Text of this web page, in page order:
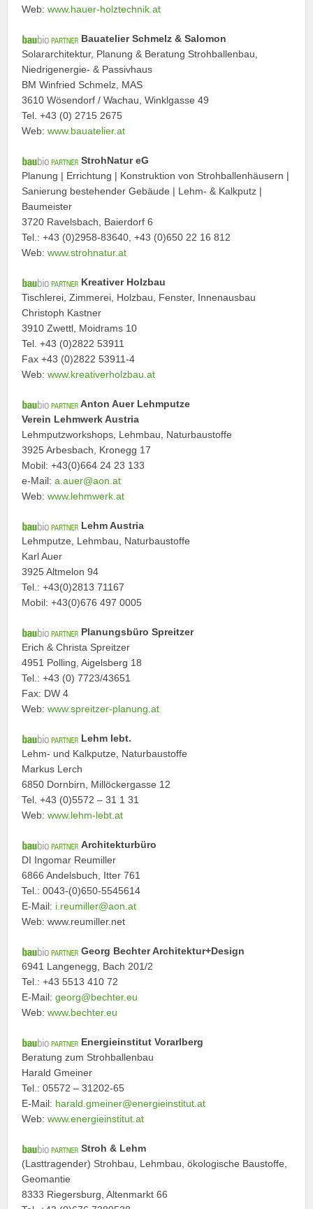
Web:www.hauer-holztechnik.at
Bauatelier Schmelz & Salomon
Solararchitektur, Planung & Beratung Strohballenbau,
Niedrigenergie- & Passivhaus
BM Winfried Schmelz, MAS
3610 Wösendorf / Wachau, Winklgasse 49
Tel. +43 (0) 2715 2675
Web:www.bauatelier.at
StrohNatur eG
Planung | Errichtung | Konstruktion von Strohballenhäusern |
Sanierung bestehender Gebäude | Lehm- & Kalkputz |
Baumeister
3720 Ravelsbach, Baierdorf 6
Tel.: +43 (0)2958-83640, +43 (0)650 22 16 812
Web:www.strohnatur.at
Kreativer Holzbau
Tischlerei, Zimmerei, Holzbau, Fenster, Innenausbau
Christoph Kastner
3910 Zwettl, Moidrams 10
Tel. +43 (0)2822 53911
Fax +43 (0)2822 53911-4
Web:www.kreativerholzbau.at
Anton Auer Lehmputze
Verein Lehmwerk Austria
Lehmputzworkshops, Lehmbau, Naturbaustoffe
3925 Arbesbach, Kronegg 17
Mobil: +43(0)664 24 23 133
e-Mail:a.auer@aon.at
Web:www.lehmwerk.at
Lehm Austria
Lehmputze, Lehmbau, Naturbaustoffe
Karl Auer
3925 Altmelon 94
Tel.: +43(0)2813 71167
Mobil: +43(0)676 497 0005
Planungsbüro Spreitzer
Erich & Christa Spreitzer
4951 Polling, Aigelsberg 18
Tel.: +43 (0) 7723/43651
Fax: DW 4
Web:www.spreitzer-planung.at
Lehm lebt.
Lehm- und Kalkputze, Naturbaustoffe
Markus Lerch
6850 Dornbirn, Millöckergasse 12
Tel. +43 (0)5572 – 31 1 31
Web:www.lehm-lebt.at
Architekturbüro
DI Ingomar Reumiller
6866 Andelsbuch, Itter 761
Tel.: 0043-(0)650-5545614
E-Mail: i.reumiller@aon.at
Web: www.reumiller.net
Georg Bechter Architektur+Design
6941 Langenegg, Bach 201/2
Tel.: +43 5513 410 72
E-Mail:georg@bechter.eu
Web: www.bechter.eu
Energieinstitut Vorarlberg
Beratung zum Strohballenbau
Harald Gmeiner
Tel.: 05572 – 31202-65
E-Mail: harald.gmeiner@energieinstitut.at
Web:www.energieinstitut.at
Stroh & Lehm
(Lasttragender) Strohbau, Lehmbau, ökologische Baustoffe,
Geomantie
8333 Riegersburg, Altenmarkt 66